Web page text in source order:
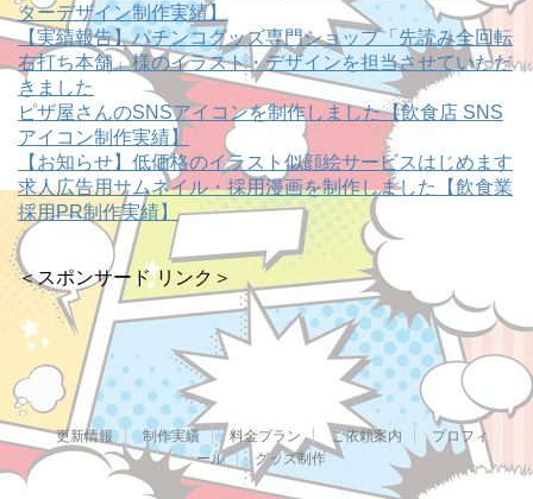
ターデザイン制作実績】
【実績報告】パチンコグッズ専門ショップ「先読み全回転
右打ち本舗」様のイラスト・デザインを担当させていただ
きました
ピザ屋さんのSNSアイコンを制作しました【飲食店 SNS
アイコン制作実績】
【お知らせ】低価格のイラスト似顔絵サービスはじめます
求人広告用サムネイル・採用漫画を制作しました【飲食業
採用PR制作実績】
＜スポンサード リンク＞
更新情報 制作実績 料金プラン ご依頼案内
プロフィ
ール
グッズ制作